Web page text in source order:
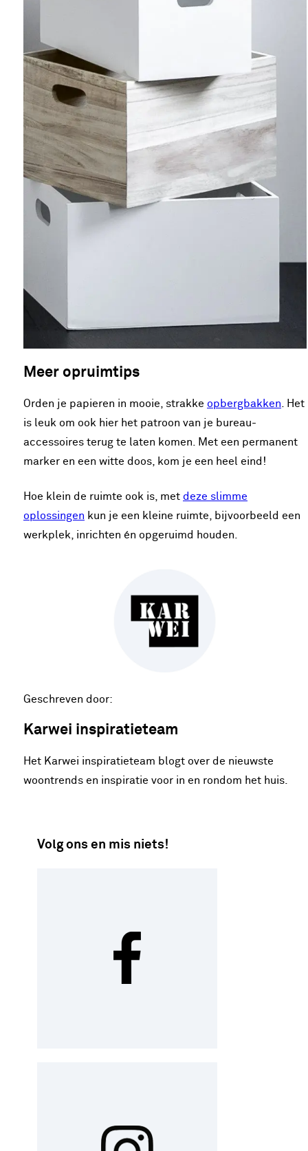
Meer opruimtips
Orden je papieren in mooie, strakke opbergbakken . Het
is leuk om ook hier het patroon van je bureau-
accessoires terug te laten komen. Met een permanent
marker en een witte doos, kom je een heel eind!
Hoe klein de ruimte ook is, met deze slimme
oplossingen kun je een kleine ruimte, bijvoorbeeld een
werkplek, inrichten én opgeruimd houden.
Geschreven door:
Karwei inspiratieteam
Het Karwei inspiratieteam blogt over de nieuwste
woontrends en inspiratie voor in en rondom het huis.
Volg ons en mis niets!